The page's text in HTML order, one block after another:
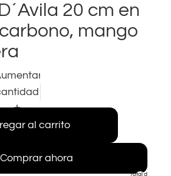
Total de
20 cm en
mango
al carrito
Comprar ahora